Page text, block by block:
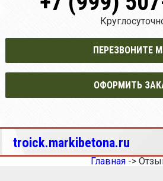
ПЕРЕЗВОНИТЕ
ОФОРМИТЬ
troick.markibetona.ru
Главная->